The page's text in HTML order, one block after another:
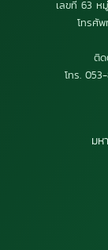
เลขที่ 63 ห
โทรศั
ติด
โทร.
มห